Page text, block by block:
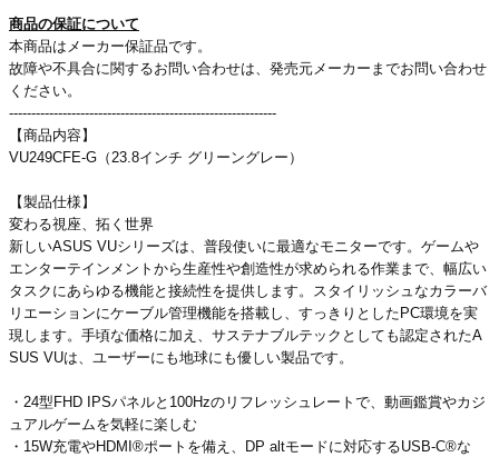
商品の保証について
本商品はメーカー保証品です。
故障や不具合に関するお問い合わせは、発売元メーカーまでお問い合わせ
ください。
------------------------------------------------------------
【商品内容】
VU249CFE-G（23.8インチ グリーングレー）
【製品仕様】
変わる視座、拓く世界
新しいASUS VUシリーズは、普段使いに最適なモニターです。ゲームや
エンターテインメントから生産性や創造性が求められる作業まで、幅広い
タスクにあらゆる機能と接続性を提供します。スタイリッシュなカラーバ
リエーションにケーブル管理機能を搭載し、すっきりとしたPC環境を実
現します。手頃な価格に加え、サステナブルテックとしても認定されたA
SUS VUは、ユーザーにも地球にも優しい製品です。
・24型FHD IPSパネルと100Hzのリフレッシュレートで、動画鑑賞やカジ
ュアルゲームを気軽に楽しむ
・15W充電やHDMI®ポートを備え、DP altモードに対応するUSB-C®な